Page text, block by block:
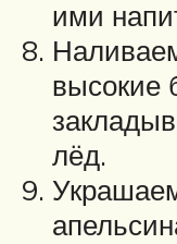
ими
высокие
лёд.